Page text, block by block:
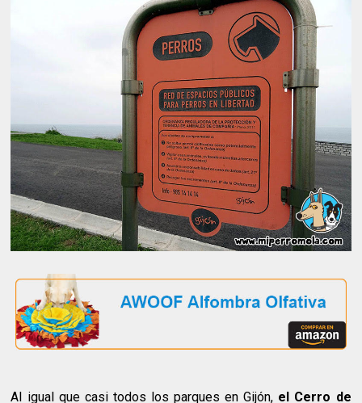
Al igual que casi todos los parques en Gijón, el Cerro de